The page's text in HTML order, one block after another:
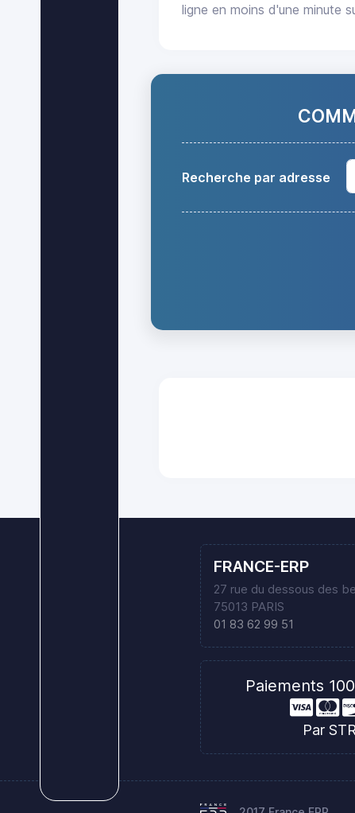
ligne en moins d'une minute
Recherche par adresse
FRANCE-ERP
27 rue du dessous des
75013 PARIS
01 83 62 99 51
Paiements
Par